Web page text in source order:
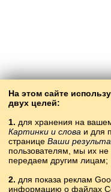
На этом сайте
двух целей:
1. для хранения на
Картинки и слова и для
странице Ваши
пользователям, мы их
передаем другим лицам;
2. для показа реклам
информацию о файлах